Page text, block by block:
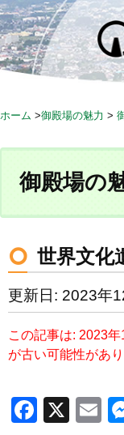
S
k
i
p
o
ホーム >御殿場の魅力 >
御殿場の
世界文化
更新日: 2023年
この記事は: 2023
が古い可能性があ
F
X
E